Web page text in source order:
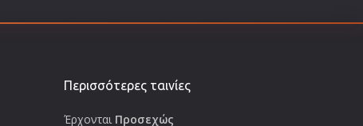
Περισσότερες ταινίες
Έρχονται Προσεχώς